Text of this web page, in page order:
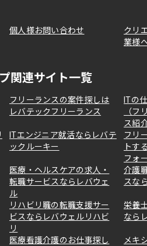
個人様お問い合わせ
クリ
業様
関連サイト一覧
フリーランスの案件探しは
レバテックフリーランス
ITの
（フ
ス紹
ITエンジニア就活ならレバテ
ックルーキー
フリ
トす
フォ
医療・ヘルスケアの求人・
転職サービスならレバウェ
ル
介護
スな
リハビリ職の転職支援サー
ビスならレバウェルリハビ
リ
栄養
なら
医療看護介護のお仕事探し
メキ